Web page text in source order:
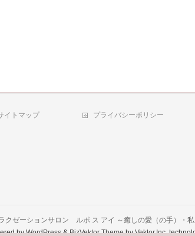
イトマップ プライバシーポリシー
ゼーションサロン ルポ ス アイ ～癒しの愛（の手）・私
byWordPress&BizVektor ThemebyVektor,Inc.